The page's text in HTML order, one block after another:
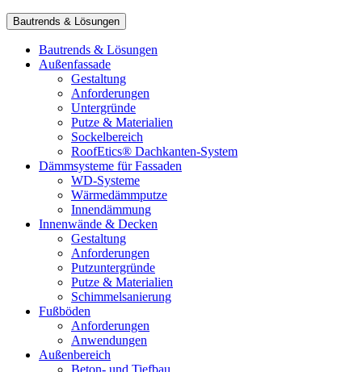
Bautrends & Lösungen
Bautrends & Lösungen
Außenfassade
Gestaltung
Anforderungen
Untergründe
Putze & Materialien
Sockelbereich
RoofEtics® Dachkanten-System
Dämmsysteme für Fassaden
WD-Systeme
Wärmedämmputze
Innendämmung
Innenwände & Decken
Gestaltung
Anforderungen
Putzuntergründe
Putze & Materialien
Schimmelsanierung
Fußböden
Anforderungen
Anwendungen
Außenbereich
Beton- und Tiefbau